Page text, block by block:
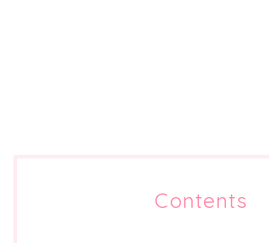
Contents